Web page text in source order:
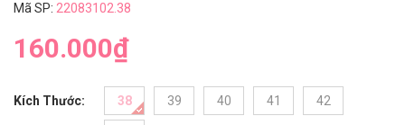
Mã SP: 22083102.38
160.000₫
Kích Thước: 38 39 40 41 42